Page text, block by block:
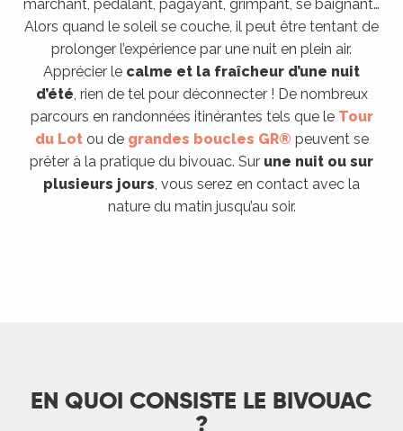
marchant, pédalant, pagayant, grimpant, se baignant…
Alors quand le soleil se couche, il peut être tentant de
prolonger l’expérience par une nuit en plein air.
Apprécier le calme et la fraîcheur d’une nuit
d’été, rien de tel pour déconnecter ! De nombreux
parcours en randonnées itinérantes tels que le Tour
du Lotou de grandes boucles GR® peuvent se
prêter à la pratique du bivouac. Sur une nuit ou sur
plusieurs jours, vous serez en contact avec la
nature du matin jusqu’au soir.
EN QUOI CONSISTE LE BIVOUAC
?